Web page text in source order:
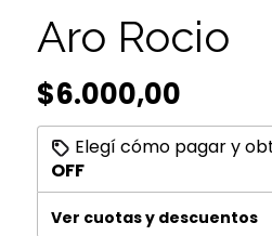
Aro Rocio
$6.000,00
Elegí cómo pagar y
OFF
Ver cuotas y descuentos